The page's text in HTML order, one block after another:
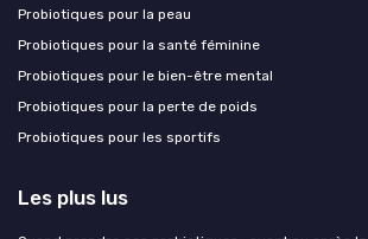
Probiotiques pour la peau
Probiotiques pour la santé féminine
Probiotiques pour le bien-être mental
Probiotiques pour la perte de poids
Probiotiques pour les sportifs
Les plus lus